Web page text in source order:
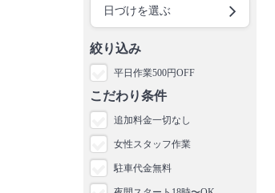
日づけを選ぶ
絞り込み
平日作業500円OFF
こだわり条件
追加料金一切なし
女性スタッフ作業
駐車代金無料